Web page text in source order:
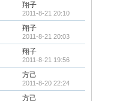
翔子
2011-8-21 20:10
翔子
2011-8-21 20:03
翔子
2011-8-21 19:56
方己
2011-8-20 22:24
方己